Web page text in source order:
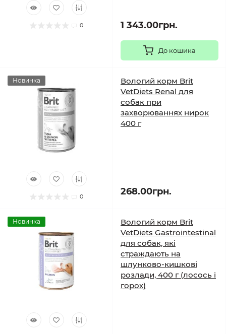
0 1 343.00грн.
До кошика
Новинка
0
Вологий корм Brit
VetDiets Renal для
собак при
захворюваннях нирок
400 г
268.00грн.
Новинка
Вологий корм Brit
VetDiets Gastrointestinal
для собак, які
страждають на
шлунково-кишкові
розлади, 400 г (лосось і
горох)